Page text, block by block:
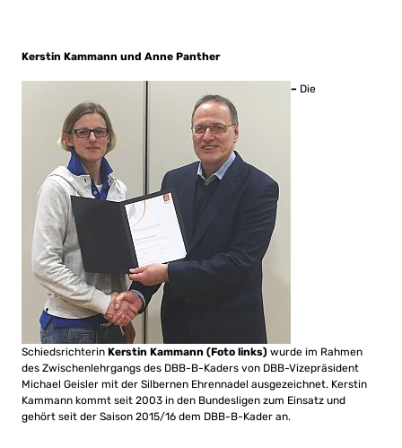
Kerstin Kammann und Anne Panther
– Die
Schiedsrichterin Kerstin Kammann (Foto links) wurde im Rahmen
des Zwischenlehrgangs des DBB-B-Kaders von DBB-Vizepräsident
Michael Geisler mit der Silbernen Ehrennadel ausgezeichnet. Kerstin
Kammann kommt seit 2003 in den Bundesligen zum Einsatz und
gehört seit der Saison 2015/16 dem DBB-B-Kader an.